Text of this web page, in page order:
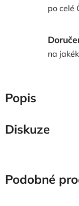
po celé
na
Popis
Diskuze
Podobné